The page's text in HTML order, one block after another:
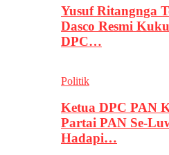
Yusuf Ritangnga
Dasco Resmi
DPC…
Politik
Ketua DPC PAN
Partai PAN Se-
Hadapi…